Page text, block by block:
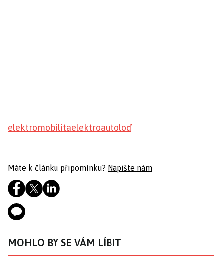
elektromobilitaelektroautoloď
Máte k článku připomínku? Napište nám
MOHLO BY SE VÁM LÍBIT